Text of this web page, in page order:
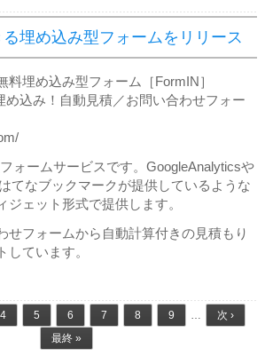
埋め込み型フォームをリリース
料埋め込み型フォーム［FormIN］
め込み！自動見積／お問い合わせフォー
ォームサービスです。GoogleAnalyticsや
てなブックマークが提供しているような
ジェット形式で提供します。
せフォームから自動計算付きの見積もり
しています。
4 5 6 7 8 9 …
次 ›
最終 »